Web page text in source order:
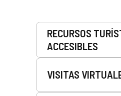
RECURSOS
ACCESIBLES
VISITAS